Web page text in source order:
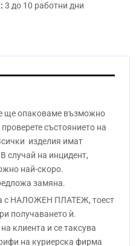
3 до 10 работни дни
опаковаме възможно
състоянието на
изделия имат
случай на инцидент,
най-скоро.
замяна.
с НАЛОЖЕН ПЛАТЕЖ, тоест
получаването ѝ.
клиента и се таксува
на куриерска фирма